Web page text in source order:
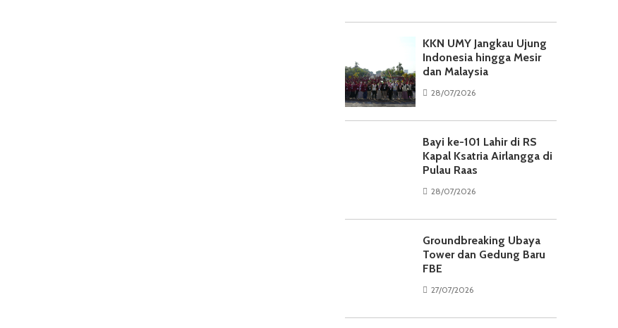
KKN UMY Jangkau Ujung
Indonesia hingga Mesir
dan Malaysia
28/07/2026
Bayi ke-101 Lahir di RS
Kapal Ksatria Airlangga di
Pulau Raas
28/07/2026
Groundbreaking Ubaya
Tower dan Gedung Baru
FBE
27/07/2026